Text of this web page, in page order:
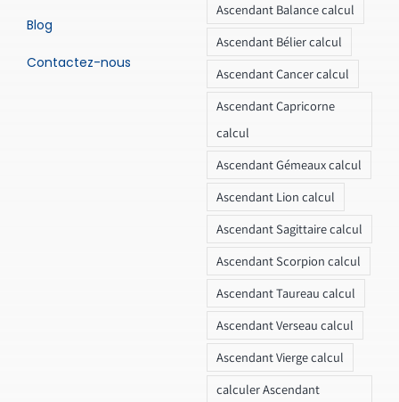
Blog
Contactez-nous
Ascendant Balance calcul
Ascendant Bélier calcul
Ascendant Cancer calcul
Ascendant Capricorne
calcul
Ascendant Gémeaux calcul
Ascendant Lion calcul
Ascendant Sagittaire calcul
Ascendant Scorpion calcul
Ascendant Taureau calcul
Ascendant Verseau calcul
Ascendant Vierge calcul
calculer Ascendant